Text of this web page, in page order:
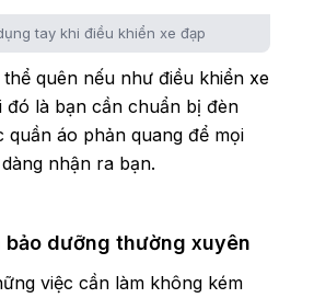
tay khi điều khiển xe đạp
quên nếu như điều khiển xe
đó là bạn cần chuẩn bị đèn
quần áo phản quang để mọi
nhận ra bạn.
bảo dưỡng thường xuyên
việc cần làm không kém